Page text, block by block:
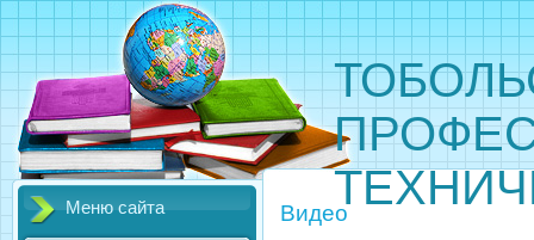
Меню сайта Видео